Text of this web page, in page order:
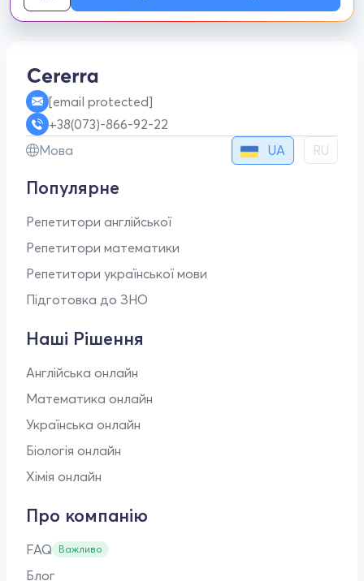
[email protected]
+38(073)-866-92-22
Мова
UA RU
Популярне
Репетитори англійської
Репетитори математики
Репетитори української мови
Підготовка до ЗНО
Наші Рішення
Англійська онлайн
Математика онлайн
Українська онлайн
Біологія онлайн
Хімія онлайн
Про компанію
FAQ Важливо
Блог